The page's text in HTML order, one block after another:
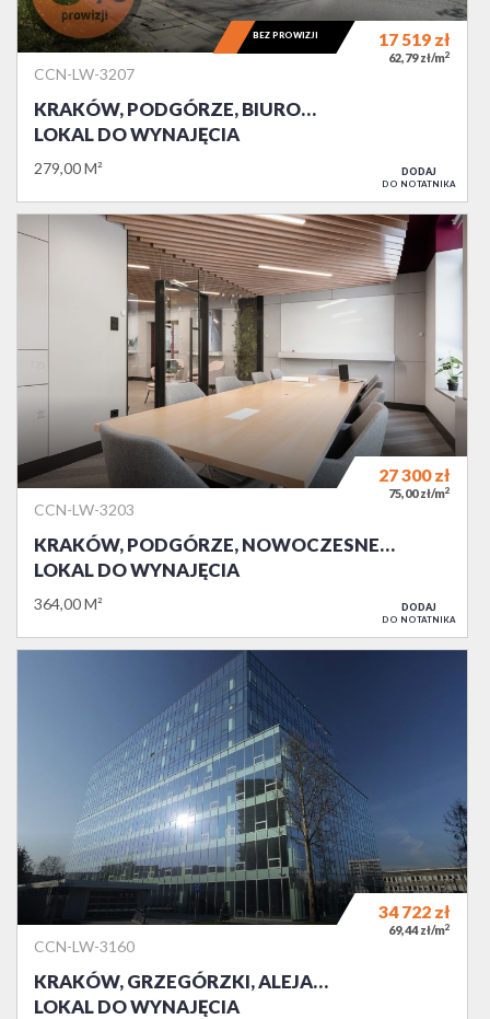
CCN-LW-3207
KRAKÓW, PODGÓRZE, BIURO…
LOKAL DO WYNAJĘCIA
279,00 M²
17 519 zł
62,79 zł/m2
BEZ PROWIZJI
DODAJ
DO NOTATNIKA
CCN-LW-3203
KRAKÓW, PODGÓRZE, NOWOCZESNE…
LOKAL DO WYNAJĘCIA
364,00 M²
27 300zł
75,00 zł/m2
DODAJ
DO NOTATNIKA
CCN-LW-3160
KRAKÓW, GRZEGÓRZKI, ALEJA…
LOKAL DO WYNAJĘCIA
34 722 zł
69,44 zł/m2